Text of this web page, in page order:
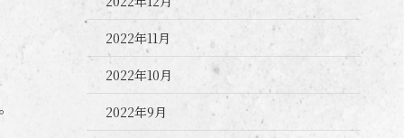
2022年11月
2022年10月
2022年9月